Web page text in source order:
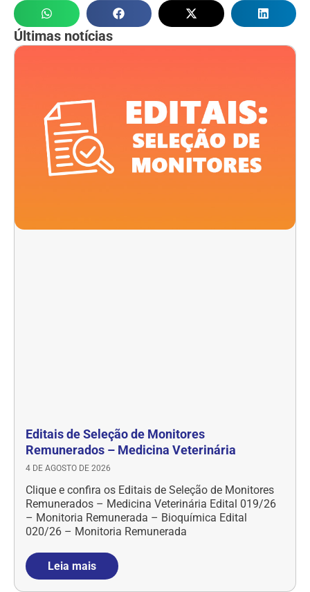
Últimas notícias
Editais de Seleção de Monitores
Remunerados – Medicina Veterinária
4 DE AGOSTO DE 2026
Clique e confira os Editais de Seleção de Monitores
Remunerados – Medicina Veterinária Edital 019/26
– Monitoria Remunerada – Bioquímica Edital
020/26 – Monitoria Remunerada
Leia mais